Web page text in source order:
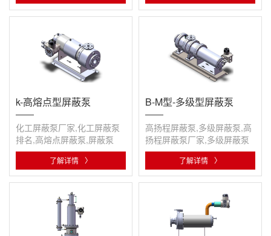
k-高熔点型屏蔽泵
化工屏蔽泵厂家,化工屏蔽泵
排名,高熔点屏蔽泵,屏蔽泵
了解详情 〉
B-M型-多级型屏蔽泵
高扬程屏蔽泵,多级屏蔽泵,高
扬程屏蔽泵厂家,多级屏蔽泵
排名,化工屏蔽泵厂家,化工屏
了解详情 〉